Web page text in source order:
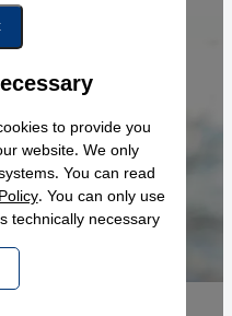
to provide you
website. We only
You can read
. You can only use
necessary.
Google Maps Embed